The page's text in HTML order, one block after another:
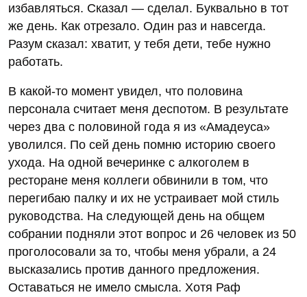
избавляться. Сказал — сделал. Буквально в тот
же день. Как отрезало. Один раз и навсегда.
Разум сказал: хватит, у тебя дети, тебе нужно
работать.
В какой-то момент увидел, что половина
персонала считает меня деспотом. В результате
через два с половиной года я из «Амадеуса»
уволился. По сей день помню историю своего
ухода. На одной вечеринке с алкоголем в
ресторане меня коллеги обвинили в том, что
перегибаю палку и их не устраивает мой стиль
руководства. На следующей день на общем
собрании подняли этот вопрос и 26 человек из 50
проголосовали за то, чтобы меня убрали, а 24
высказались против данного предложения.
Оставаться не имело смысла. Хотя Раф